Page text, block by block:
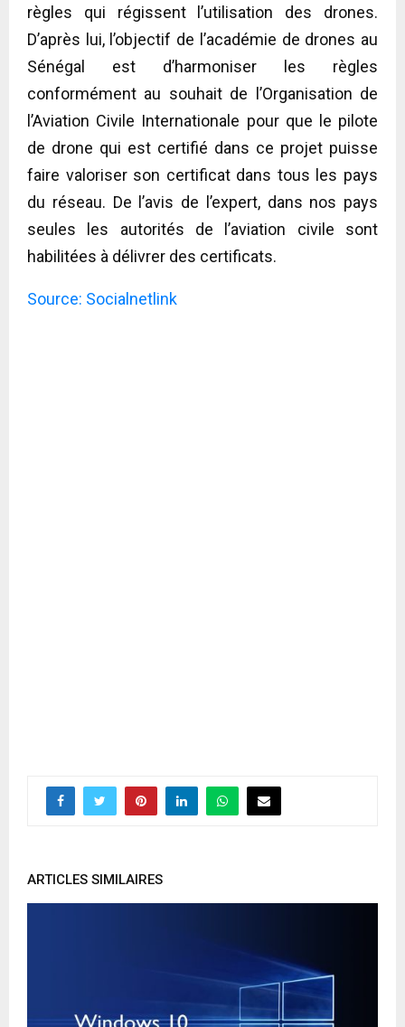
règles qui régissent l’utilisation des drones.
D’après lui, l’objectif de l’académie de drones au
Sénégal est d’harmoniser les règles
conformément au souhait de l’Organisation de
l’Aviation Civile Internationale pour que le pilote
de drone qui est certifié dans ce projet puisse
faire valoriser son certificat dans tous les pays
du réseau. De l’avis de l’expert, dans nos pays
seules les autorités de l’aviation civile sont
habilitées à délivrer des certificats.
Source: Socialnetlink
ARTICLES SIMILAIRES